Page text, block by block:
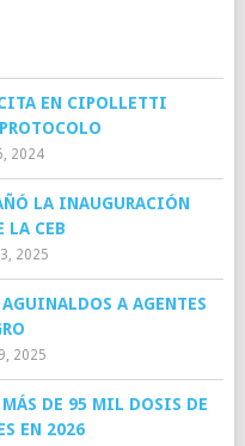
EN CIPOLLETTI
2024
LA INAUGURACIÓN
LA CEB
2025
A AGENTES
2025
DE 95 MIL DOSIS DE
EN 2026